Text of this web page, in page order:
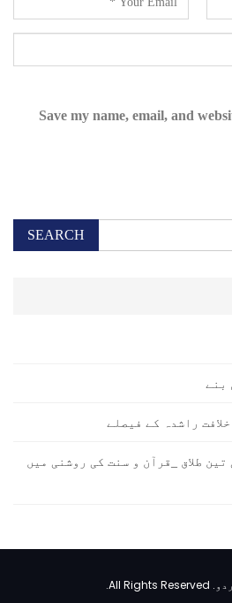
Save my name, email, and
بنے
راشدہ کے فیصلے
طلاق _قرآن و سنت کی روشنی میں